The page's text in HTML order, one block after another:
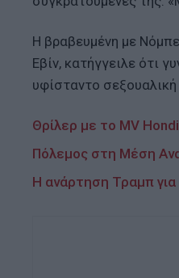
Η βραβευμένη με
Εβίν, κατήγγειλε ότι
υφίσταντο
Θρίλερ με το MV
Πόλεμος στη Μέση
Η ανάρτηση Τραμπ για